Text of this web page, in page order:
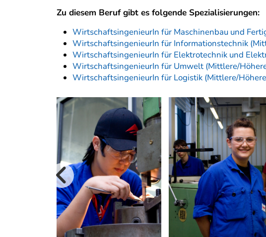
Zu diesem Beruf gibt es folgende Spezialisierungen:
WirtschaftsingenieurIn für Maschinenbau und
WirtschaftsingenieurIn für Informationstechnik
WirtschaftsingenieurIn für Elektrotechnik und
WirtschaftsingenieurIn für Umwelt (Mittlere/
WirtschaftsingenieurIn für Logistik (Mittlere/
vorherige